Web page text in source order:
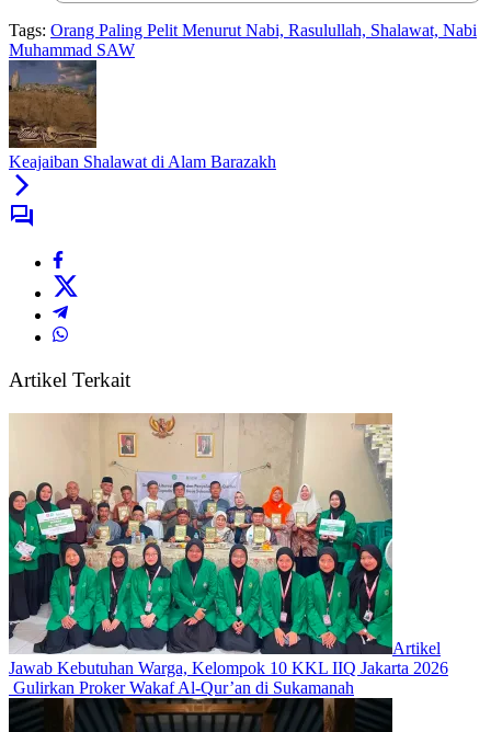
Tags: Orang Paling Pelit Menurut Nabi, Rasulullah, Shalawat, Nabi
Muhammad SAW
Keajaiban Shalawat di Alam Barazakh
Artikel Terkait
Artikel
Jawab Kebutuhan Warga, Kelompok 10 KKL IIQ Jakarta 2026
Gulirkan Proker Wakaf Al-Qur’an di Sukamanah